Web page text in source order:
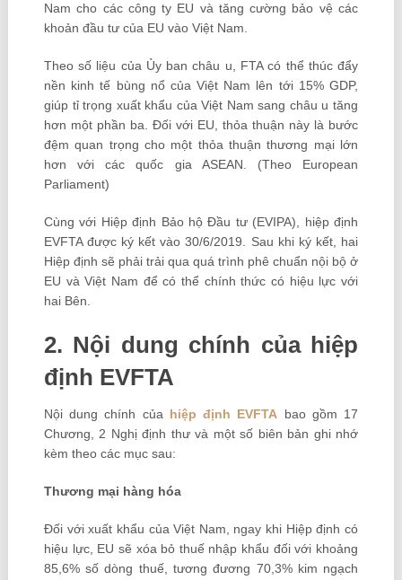
Nam cho các công ty EU và tăng cường bảo vệ các
khoản đầu tư của EU vào Việt Nam.
Theo số liệu của Ủy ban châu u, FTA có thể thúc đẩy
nền kinh tế bùng nổ của Việt Nam lên tới 15% GDP,
giúp tỉ trọng xuất khẩu của Việt Nam sang châu u tăng
hơn một phần ba. Đối với EU, thỏa thuận này là bước
đệm quan trọng cho một thỏa thuận thương mại lớn
hơn với các quốc gia ASEAN. (Theo European
Parliament)
Cùng với Hiệp định Bảo hộ Đầu tư (EVIPA), hiệp định
EVFTA được ký kết vào 30/6/2019. Sau khi ký kết, hai
Hiệp định sẽ phải trải qua quá trình phê chuẩn nội bộ ở
EU và Việt Nam để có thể chính thức có hiệu lực với
hai Bên.
2. Nội dung chính của hiệp
định EVFTA
Nội dung chính của hiệp định EVFTA bao gồm 17
Chương, 2 Nghị định thư và một số biên bản ghi nhớ
kèm theo các mục sau:
Thương mại hàng hóa
Đối với xuất khẩu của Việt Nam, ngay khi Hiệp định có
hiệu lực, EU sẽ xóa bỏ thuế nhập khẩu đối với khoảng
85,6% số dòng thuế, tương đương 70,3% kim ngạch